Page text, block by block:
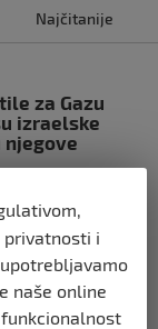
Najčitanije
za Gazu
izraelske
blokadu
iz Sarajeva
privatnosti i
naše online